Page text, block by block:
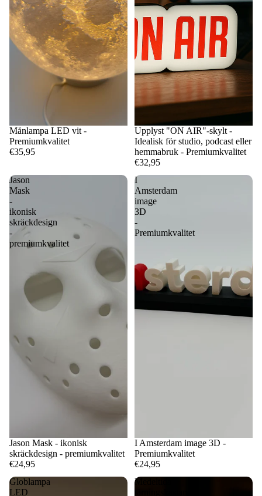
Månlampa LED vit -
Premiumkvalitet
€35,95
Upplyst "ON AIR"-skylt -
Idealisk för studio, podcast eller
hemmabruk - Premiumkvalitet
€32,95
Jason
Mask
-
ikonisk
skräckdesign
-
premiumkvalitet
Jason Mask - ikonisk
skräckdesign - premiumkvalitet
€24,95
I
Amsterdam
image
3D
-
Premiumkvalitet
I Amsterdam image 3D -
Premiumkvalitet
€24,95
Globlampa
LED
Medeltida